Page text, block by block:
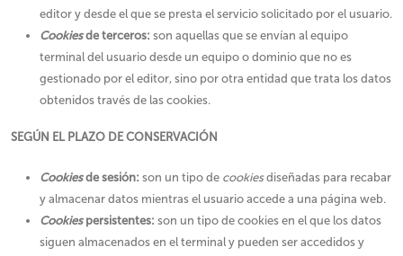
editor y desde el que se presta el servicio solicitado por el usuario.
Cookies de terceros: son aquellas que se envían al equipo
terminal del usuario desde un equipo o dominio que no es
gestionado por el editor, sino por otra entidad que trata los datos
obtenidos través de las cookies.
SEGÚN EL PLAZO DE CONSERVACIÓN
Cookiesde sesión: son un tipo de cookiesdiseñadas para recabar
y almacenar datos mientras el usuario accede a una página web.
Cookiespersistentes: son un tipo de cookies en el que los datos
siguen almacenados en el terminal y pueden ser accedidos y